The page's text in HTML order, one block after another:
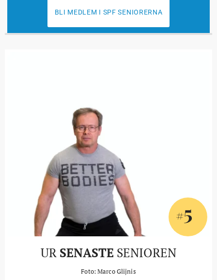
BLI MEDLEM I SPF SENIORERNA
#5
UR SENASTE SENIOREN
Foto: Marco Glijnis